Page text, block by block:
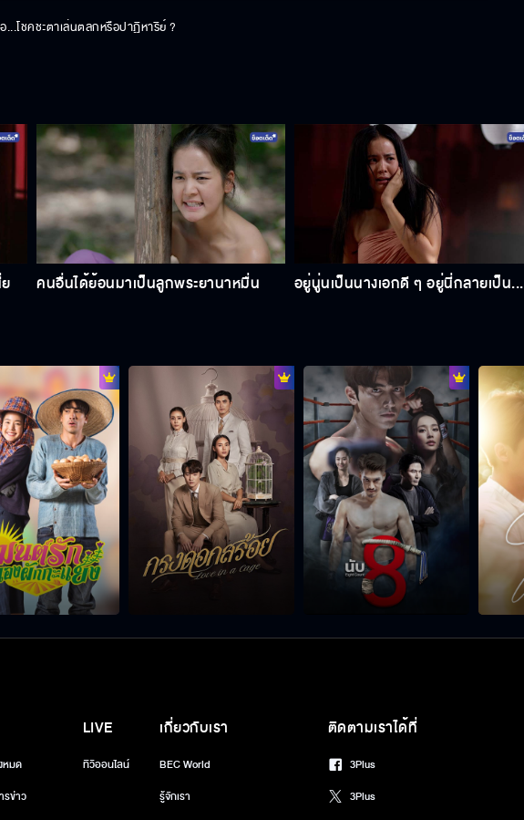
...โชคชะตาเล่นตลกหรือปาฏิหาริย์ ?
คนอื่นได้ย้อนมาเป็นลูกพระยานาหมื่น อยู่นู่นเป็นนางเอกดี ๆ อยู่นี่กลายเป็น...
หมด
รข่าว
LIVE
ทีวีออนไลน์
เกี่ยวกับเรา
BEC World
รู้จักเรา
ติดตามเราได้ที่
3Plus
3Plus